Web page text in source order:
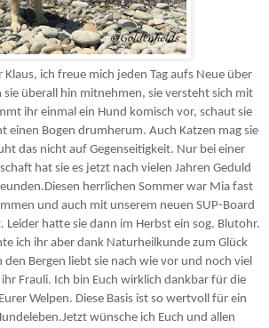
Klaus, ich freue mich jeden Tag aufs Neue über
sie überall hin mitnehmen, sie versteht sich mit
ihr einmal ein Hund komisch vor, schaut sie
einen Bogen drumherum. Auch Katzen mag sie
das nicht auf Gegenseitigkeit. Nur bei einer
hat sie es jetzt nach vielen Jahren Geduld
Diesen herrlichen Sommer war Mia fast
und auch mit unserem neuen SUP-Board
hatte sie dann im Herbst ein sog. Blutohr.
ich ihr aber dank Naturheilkunde zum Glück
den Bergen liebt sie nach wie vor und noch viel
Frauli. Ich bin Euch wirklich dankbar für die
Welpen. Diese Basis ist so wertvoll für ein
Jetzt wünsche ich Euch und allen